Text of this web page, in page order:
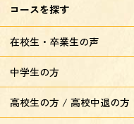
コースを探す
在校生・卒業生の声
中学生の方
高校生の方 / 高校中退の方